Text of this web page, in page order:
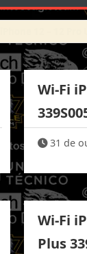
Wi-Fi
31 de
Wi-Fi
Plus